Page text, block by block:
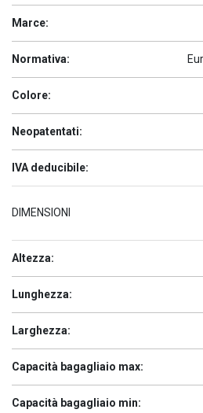
Marce:
Normativa:
Colore:
Neopatentati:
IVA deducibile:
DIMENSIONI
Altezza:
Lunghezza:
Larghezza:
Capacità bagagliaio max:
Capacità bagagliaio min: